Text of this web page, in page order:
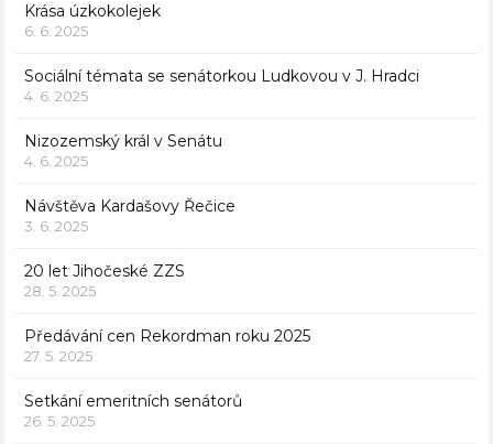
Krása úzkokolejek
6. 6. 2025
Sociální témata se senátorkou Ludkovou v J. Hradci
4. 6. 2025
Nizozemský král v Senátu
4. 6. 2025
Návštěva Kardašovy Řečice
3. 6. 2025
20 let Jihočeské ZZS
28. 5. 2025
Předávání cen Rekordman roku 2025
27. 5. 2025
Setkání emeritních senátorů
26. 5. 2025